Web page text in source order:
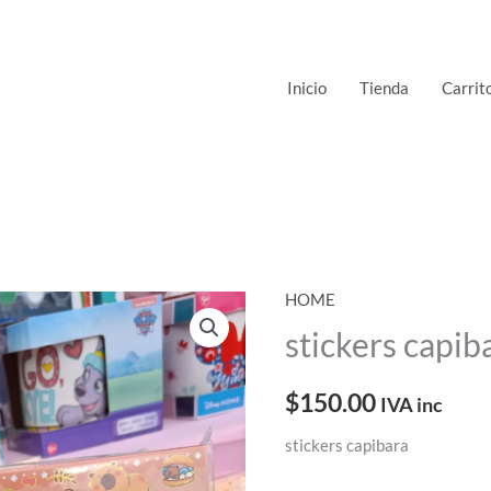
Inicio Tienda
HOME
stickers
$150.00 IVA inc
stickers capibara